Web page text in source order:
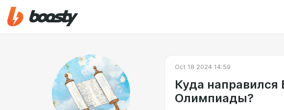
Oct 18 2024 14:59
Куда
Олимпиады?